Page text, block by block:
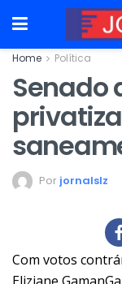
Home Política
Senado
Por jornalslz
Com votos